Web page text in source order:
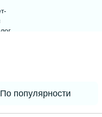
По популярности